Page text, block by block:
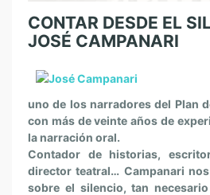
CONTAR DESDE EL
JOSÉ CAMPANARI
uno de los narradores del Plan
con más de veinte años de
la narración oral.
Contador de historias,
director teatral… Campanari
sobre el silencio, tan